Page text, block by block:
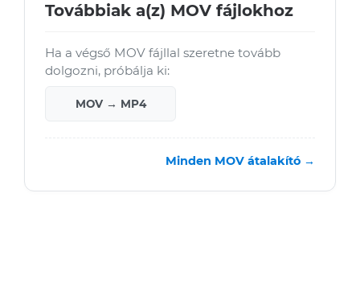
Továbbiak a(z) MOV fájlokhoz
Ha a végső MOV fájllal szeretne tovább
dolgozni, próbálja ki:
MOV → MP4
Minden MOV átalakító →